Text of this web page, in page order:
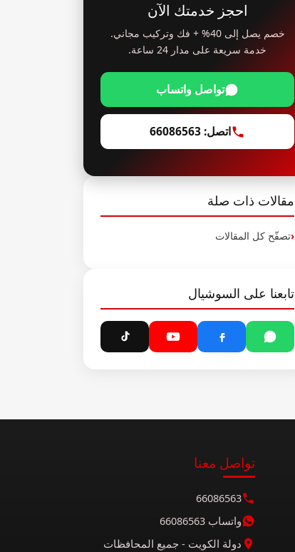
احجز خدمتك الآن
خصم يصل إلى 40% + فك وتركيب مجاني.
خدمة سريعة على مدار 24 ساعة.
تواصل واتساب
اتصل: 66086563
مقالات ذات صلة
تصفّح كل المقالات
تابعنا على السوشيال
تواصل معنا
66086563
واتساب 66086563
دولة الكويت - جميع المحافظات